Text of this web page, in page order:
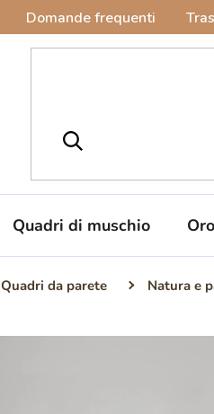
Domande frequenti
Quadri di muschio
Quadri da parete Natura e